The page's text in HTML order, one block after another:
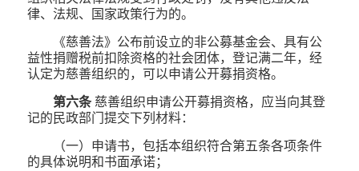
律、法规、国家政策行为的。
《慈善法》公布前设立的非公募基金会、具有公
益性捐赠税前扣除资格的社会团体，登记满二年，经
认定为慈善组织的，可以申请公开募捐资格。
第六条慈善组织申请公开募捐资格，应当向其登
记的民政部门提交下列材料：
（一）申请书，包括本组织符合第五条各项条件
的具体说明和书面承诺；